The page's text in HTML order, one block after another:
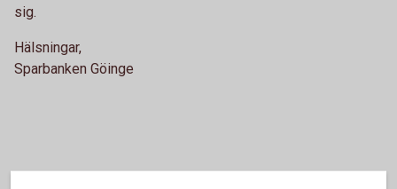
sig.
Hälsningar,
Sparbanken Göinge